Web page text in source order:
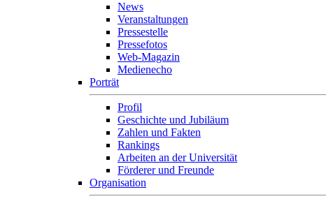
News
Veranstaltungen
Pressestelle
Pressefotos
Web-Magazin
Medienecho
Porträt
Profil
Geschichte und Jubiläum
Zahlen und Fakten
Rankings
Arbeiten an der Universität
Förderer und Freunde
Organisation